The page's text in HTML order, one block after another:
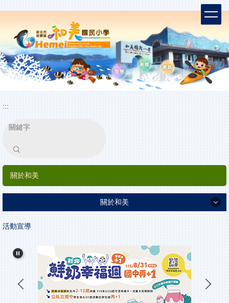
內
容
區
:::
搜尋
關於和美
關於和美
校務發展計畫
附設幼兒園
活動宣導